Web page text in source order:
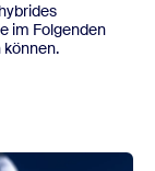
im Folgenden
können.